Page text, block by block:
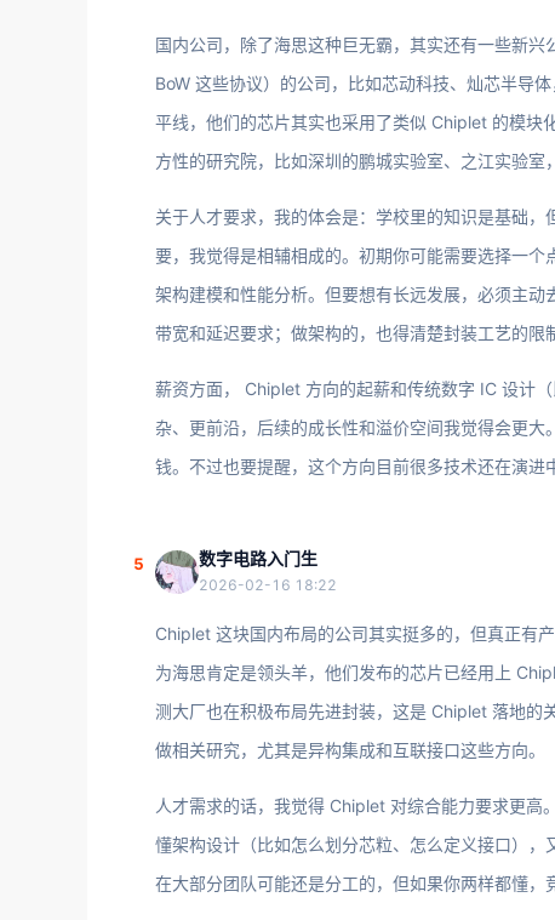
国内公司，除了海思这种巨无霸，其实还有一些新
BoW 这些协议）的公司，比如芯动科技、灿芯半导
平线，他们的芯片其实也采用了类似 Chiplet 的模块
方性的研究院，比如深圳的鹏城实验室、之江实验
关于人才要求，我的体会是：学校里的知识是基础
要，我觉得是相辅相成的。初期你可能需要选择一
架构建模和性能分析。但要想有长远发展，必须主
带宽和延迟要求；做架构的，也得清楚封装工艺的限
薪资方面， Chiplet 方向的起薪和传统数字 IC 设计
杂、更前沿，后续的成长性和溢价空间我觉得会更
钱。不过也要提醒，这个方向目前很多技术还在演进
5 数字电路入门生
2026-02-16 18:22
Chiplet 这块国内布局的公司其实挺多的，但真正有
为海思肯定是领头羊，他们发布的芯片已经用上
测大厂也在积极布局先进封装，这是 Chiplet 落地的
做相关研究，尤其是异构集成和互联接口这些方向。
人才需求的话，我觉得 Chiplet 对综合能力要求更
懂架构设计（比如怎么划分芯粒、怎么定义接口）
在大部分团队可能还是分工的，但如果你两样都懂，